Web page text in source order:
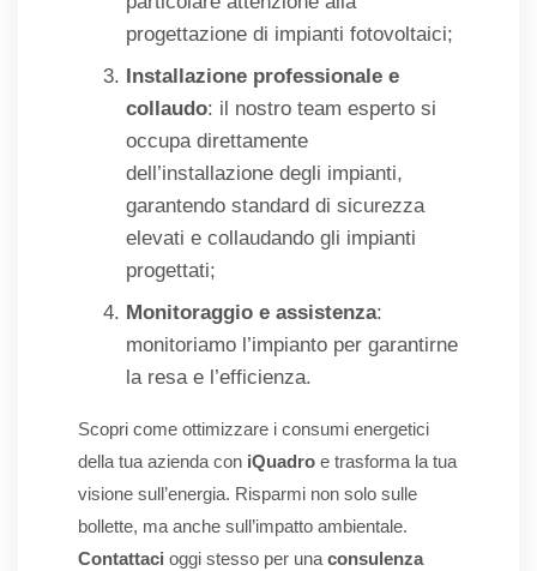
progettazione di impianti fotovoltaici;
Installazione professionale e
collaudo: il nostro team esperto si
occupa direttamente
dell’installazione degli impianti,
garantendo standard di sicurezza
elevati e collaudando gli impianti
progettati;
Monitoraggio e assistenza:
monitoriamo l’impianto per garantirne
la resa e l’efficienza.
Scopri come ottimizzare i consumi energetici
della tua azienda con iQuadro e trasforma la tua
visione sull’energia. Risparmi non solo sulle
bollette, ma anche sull’impatto ambientale.
Contattaci oggi stesso per una consulenza